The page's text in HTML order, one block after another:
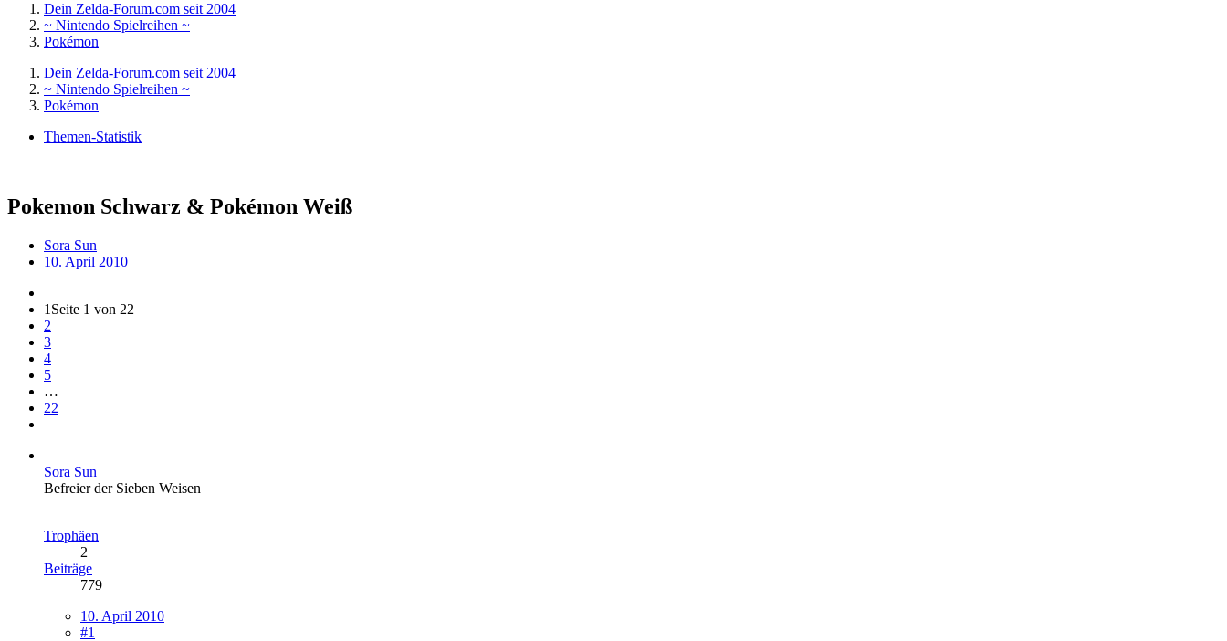
Dein Zelda-Forum.com seit 2004
~ Nintendo Spielreihen ~
Pokémon
Dein Zelda-Forum.com seit 2004
~ Nintendo Spielreihen ~
Pokémon
Themen-Statistik
Pokemon Schwarz & Pokémon Weiß
Sora Sun
10. April 2010
1 Seite 1 von 22
2
3
4
5
…
22
Sora Sun
Befreier der Sieben Weisen
Trophäen
2
Beiträge
779
10. April 2010
#1